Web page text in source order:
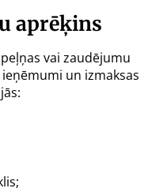
aprēķins
vai zaudējumu
un izmaksas